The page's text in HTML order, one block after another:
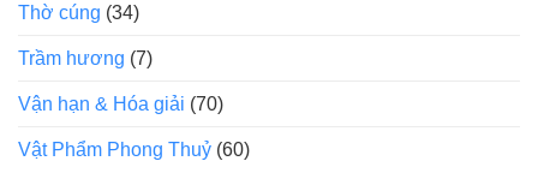
Thờ cúng (34)
Trầm hương (7)
Vận hạn & Hóa giải (70)
Vật Phẩm Phong Thuỷ (60)